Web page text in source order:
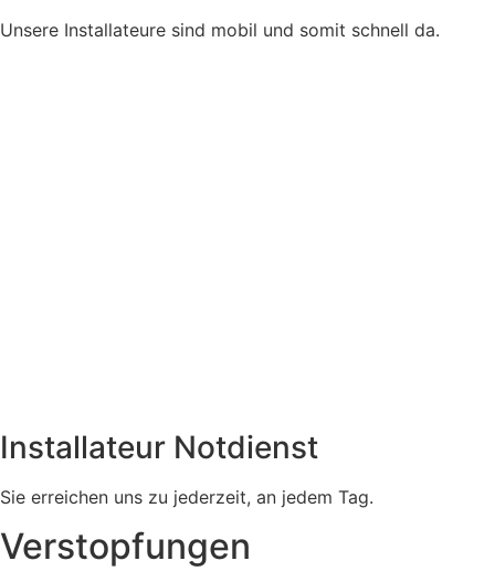
Unsere Installateure sind mobil und somit schnell da.
Installateur Notdienst
Sie erreichen uns zu jederzeit, an jedem Tag.
Verstopfungen